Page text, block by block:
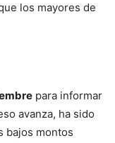
los mayores de
para informar
avanza, ha sido
bajos montos